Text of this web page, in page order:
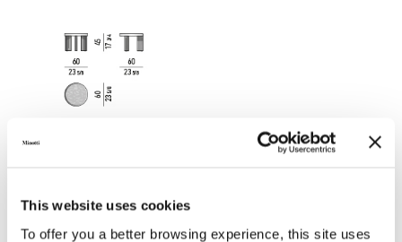
This website uses cookies
To offer you a better browsing experience, this site uses